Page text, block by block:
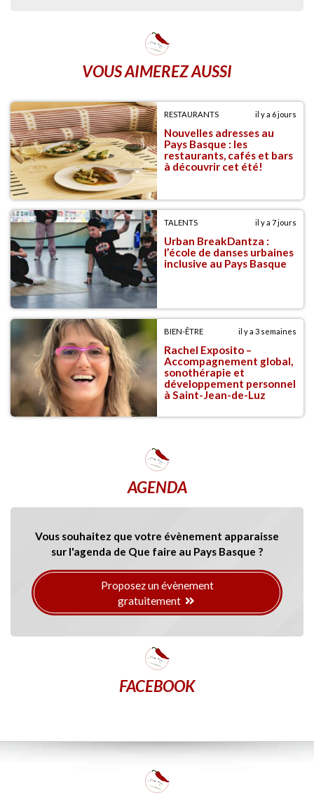
VOUS AIMEREZ AUSSI
RESTAURANTS il y a 6 jours
Nouvelles adresses au
Pays Basque : les
restaurants, cafés et bars
à découvrir cet été!
TALENTS il y a 7 jours
Urban BreakDantza :
l’école de danses urbaines
inclusive au Pays Basque
BIEN-ÊTRE il y a 3 semaines
Rachel Exposito –
Accompagnement global,
sonothérapie et
développement personnel
à Saint-Jean-de-Luz
AGENDA
Vous souhaitez que votre évènement apparaisse
sur l'agenda de Que faire au Pays Basque ?
Proposez un évènement
gratuitement
FACEBOOK